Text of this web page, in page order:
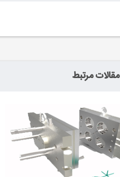
مقالات مرتبط